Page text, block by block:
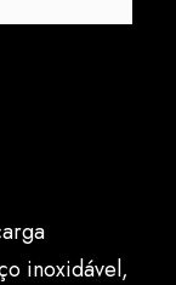
inoxidável,